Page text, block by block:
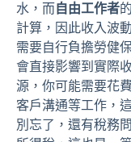
水，而 自由工作者
計算，因此收入波
需要自行負擔勞健
會直接影響到實際
源，你可能需要花
客戶溝通等工作，
別忘了，還有稅務